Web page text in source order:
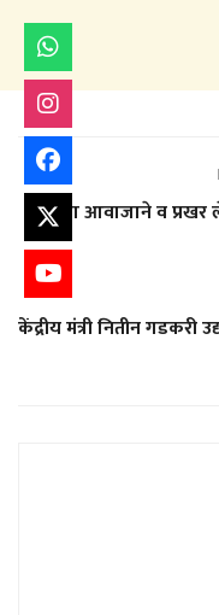
डीजेच्या आवाजाने व
केंद्रीय मंत्री नितीन गडकरी